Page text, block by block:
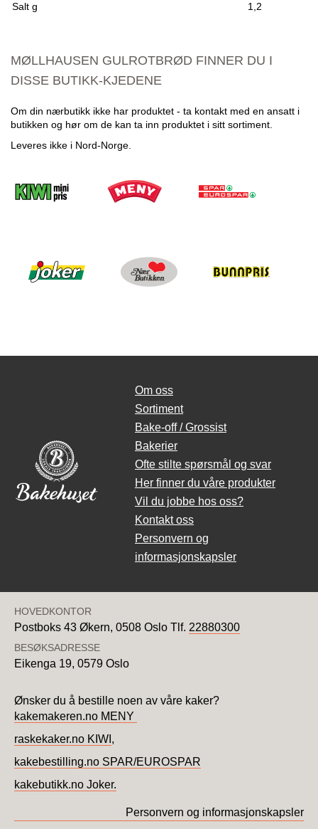
Salt g
1,2
MØLLHAUSEN GULROTBRØD FINNER DU I
DISSE BUTIKK-KJEDENE
Om din nærbutikk ikke har produktet - ta kontakt med en ansatt i
butikken og hør om de kan ta inn produktet i sitt sortiment.
Leveres ikke i Nord-Norge.
Om oss
Sortiment
Bake-off / Grossist
Bakerier
Ofte stilte spørsmål og svar
Her finner du våre produkter
Vil du jobbe hos oss?
Kontakt oss
Personvern og
informasjonskapsler
HOVEDKONTOR
Postboks 43 Økern, 0508 Oslo Tlf. 22880300
BESØKSADRESSE
Eikenga 19, 0579 Oslo
Ønsker du å bestille noen av våre kaker?
kakemakeren.no MENY
raskekaker.no KIWI ,
kakebestilling.no SPAR/EUROSPAR
kakebutikk.no Joker.
Personvern og informasjonskapsler